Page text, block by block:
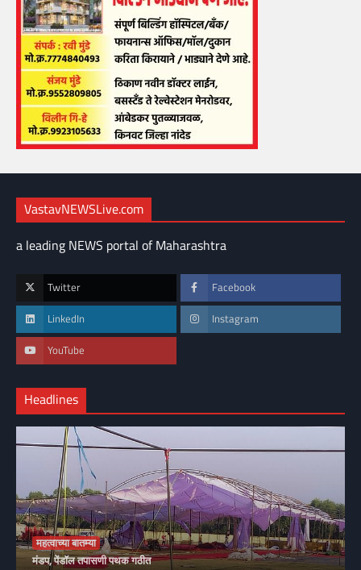
VastavNEWSLive.com
a leading NEWS portal of Maharashtra
Twitter Facebook
LinkedIn Instagram
YouTube
Headlines
महत्वाच्या बातम्या
मंडप, पेंडॉल तपासणी पथक गठीत